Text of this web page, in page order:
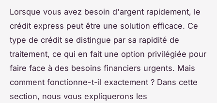
Lorsque vous avez besoin d'argent rapidement, le
crédit express peut être une solution efficace. Ce
type de crédit se distingue par sa rapidité de
traitement, ce qui en fait une option privilégiée pour
faire face à des besoins financiers urgents. Mais
comment fonctionne-t-il exactement ? Dans cette
section, nous vous expliquerons les